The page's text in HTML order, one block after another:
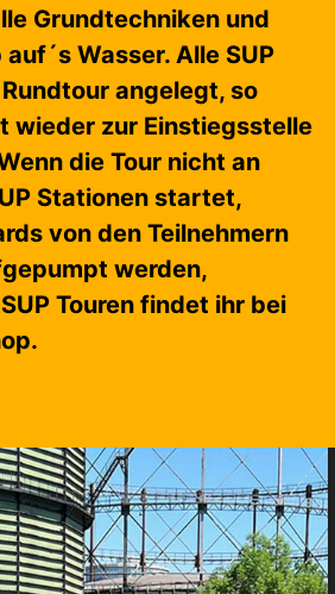
Grundtechniken und
Wasser. Alle SUP
angelegt, so
wieder zur Einstiegsstelle
die Tour nicht an
Stationen startet,
von den Teilnehmern
werden,
Touren findet ihr bei